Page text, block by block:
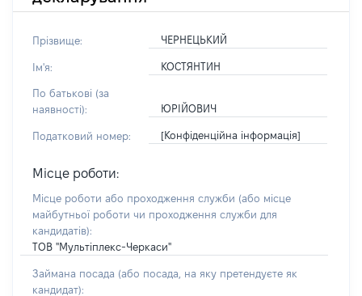
Прізвище: ЧЕРНЕЦЬКИЙ
Ім'я: КОСТЯНТИН
По батькові (за
наявності):
ЮРІЙОВИЧ
Податковий номер: [Конфіденційна інформація]
Місце роботи:
Місце роботи або проходження служби (або місце
майбутньої роботи чи проходження служби для
кандидатів):
ТОВ "Мультіплекс-Черкаси"
Займана посада (або посада, на яку претендуєте як
кандидат):